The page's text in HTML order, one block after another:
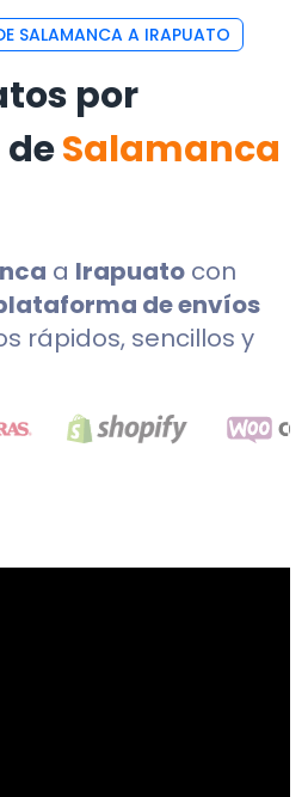
SALAMANCA A IRAPUATO
por
Salamanca
a Irapuato con
de envíos
rápidos, sencillos y